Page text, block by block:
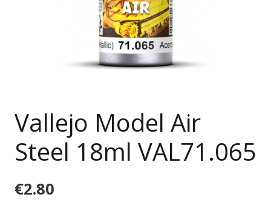
Vallejo Model Air
Steel 18ml VAL71.065
€2.80